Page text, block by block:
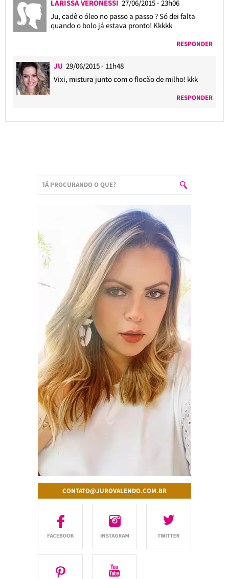
LARISSA VERONESSI 27/06/2015 - 23h06
Ju, cadê o óleo no passo a passo ? Só dei falta
quando o bolo já estava pronto! Kkkkk
RESPONDER
JU 29/06/2015 - 11h48
Vixi, mistura junto com o flocão de milho! kkk
RESPONDER
CONTATO@JUROVALENDO.COM.BR